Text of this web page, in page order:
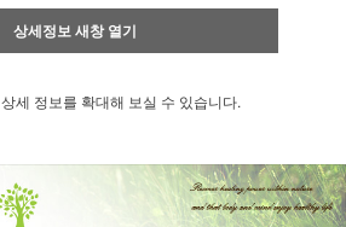
상세정보 새창 열기
상세 정보를 확대해 보실 수 있습니다.